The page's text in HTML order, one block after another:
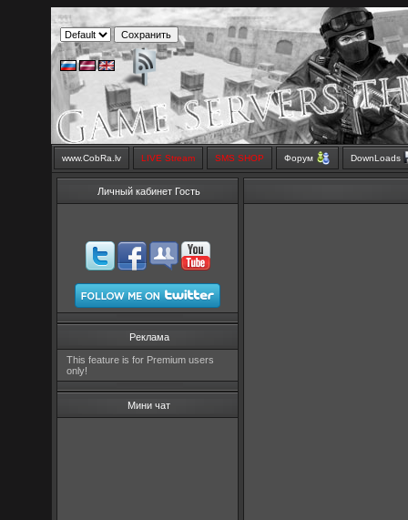
www.CobRa.lv LIVE Stream SMS SHOP Форум DownLoads
Личный кабинет Гость
Реклама
This feature is for Premium users
only!
Мини чат